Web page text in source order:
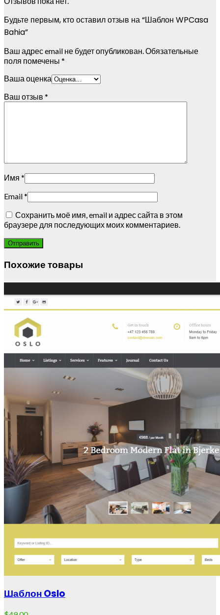
Будьте первым, кто оставил отзыв на “Шаблон WPCasa
Bahia”
Ваш адрес email не будет опубликован.Обязательные
поля помечены *
Ваша оценка
Ваш отзыв *
Имя *
Email*
Сохранить моё имя, email и адрес сайта в этом
браузере для последующих моих комментариев.
Похожие товары
Шаблон Oslo